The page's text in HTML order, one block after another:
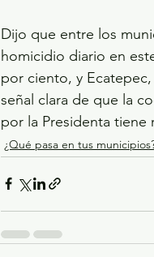
Dijo que entre los
homicidio diario en
por ciento, y
señal clara de que la
por la Presidenta tiene
¿Qué pasa en tus